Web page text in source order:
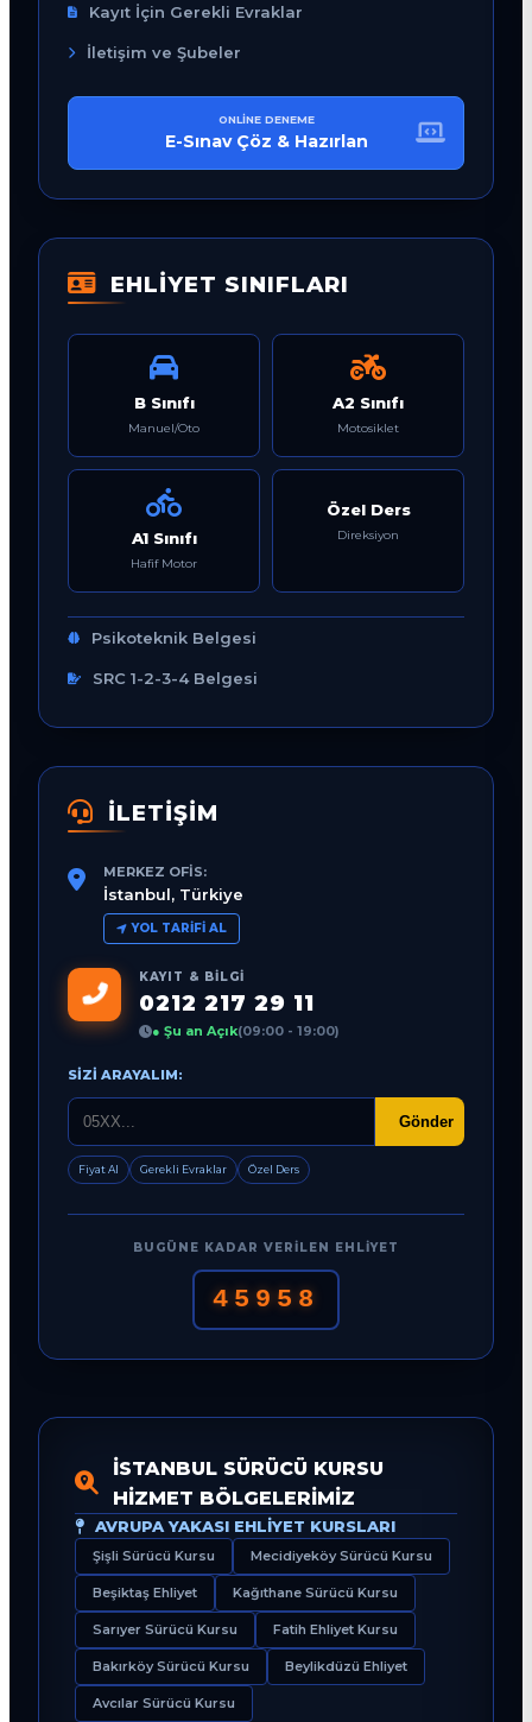
Kayıt İçin Gerekli Evraklar
İletişim ve Şubeler
ONLINE DENEME
E-Sınav Çöz & Hazırlan
EHLİYET SINIFLARI
B Sınıfı
Manuel/Oto
A2 Sınıfı
Motosiklet
A1 Sınıfı
Hafif Motor
Özel Ders
Direksiyon
Psikoteknik Belgesi
SRC 1-2-3-4 Belgesi
İLETİŞİM
MERKEZ OFIS:
İstanbul, Türkiye
YOL TARIFI AL
KAYIT & BILGI
0212 217 29 11
● Şu an Açık(09:00 - 19:00)
SIZI ARAYALIM:
Gönder
Fiyat Al Gerekli Evraklar Özel Ders
BUGÜNE KADAR VERILEN EHLIYET
45958
İSTANBUL SÜRÜCÜ KURSU
HIZMET BÖLGELERIMIZ
AVRUPA YAKASI EHLIYET KURSLARI
Şişli Sürücü Kursu Mecidiyeköy Sürücü Kursu
Beşiktaş Ehliyet Kağıthane Sürücü Kursu
Sarıyer Sürücü Kursu Fatih Ehliyet Kursu
Bakırköy Sürücü Kursu Beylikdüzü Ehliyet
Avcılar Sürücü Kursu